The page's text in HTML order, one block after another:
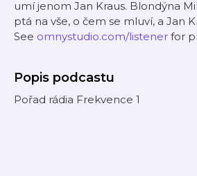
umí jenom Jan Kraus. Blondýna
ptá na vše, o čem se mluví, a Jan
See omnystudio.com/listener for
Popis podcastu
Pořad rádia Frekvence 1